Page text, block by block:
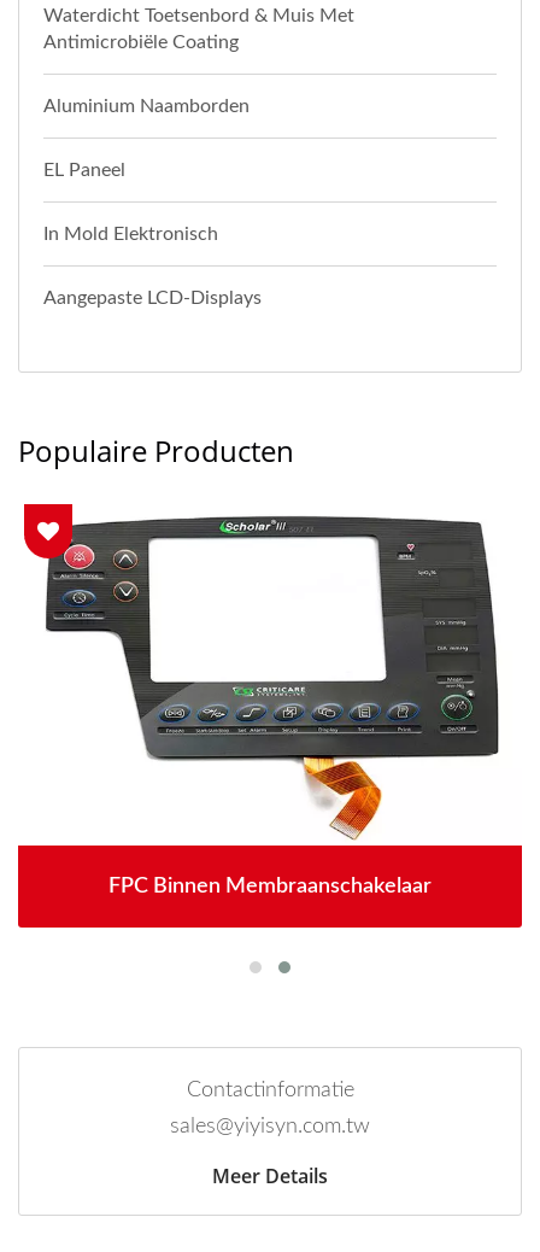
Waterdicht Toetsenbord & Muis Met
Antimicrobiële Coating
Aluminium Naamborden
EL Paneel
In Mold Elektronisch
Aangepaste LCD-Displays
Populaire Producten
FPC Binnen Membraanschakelaar
Contactinformatie
sales@yiyisyn.com.tw
Meer Details